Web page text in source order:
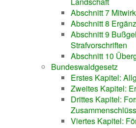
Abschnitt 7
Abschnitt 8
Abschnitt 9
Strafvorschriften
Abschnitt 10
Bundeswaldgesetz
Erstes Kapitel:
Zweites Kapitel:
Drittes Kapitel:
Viertes Kapitel: